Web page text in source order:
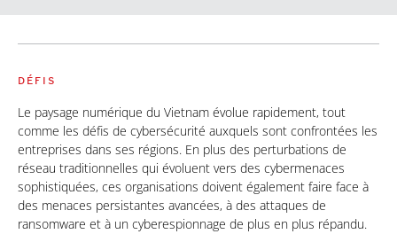
DÉFIS
Le paysage numérique du Vietnam évolue rapidement, tout
comme les défis de cybersécurité auxquels sont confrontées les
entreprises dans ses régions. En plus des perturbations de
réseau traditionnelles qui évoluent vers des cybermenaces
sophistiquées, ces organisations doivent également faire face à
des menaces persistantes avancées, à des attaques de
ransomware et à un cyberespionnage de plus en plus répandu.